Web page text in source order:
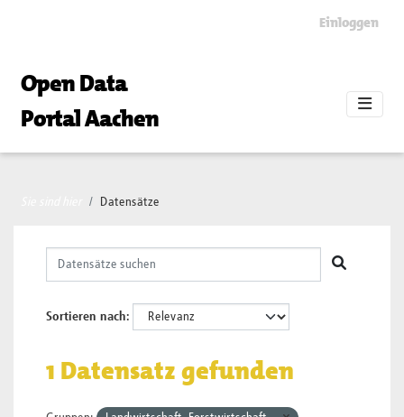
Einloggen
Open Data
Portal Aachen
Datensätze
Sortieren nach
1 Datensatz gefunden